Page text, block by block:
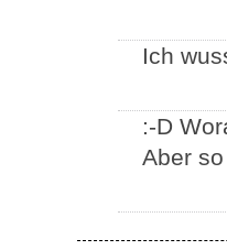
Ich
:-D
Aber